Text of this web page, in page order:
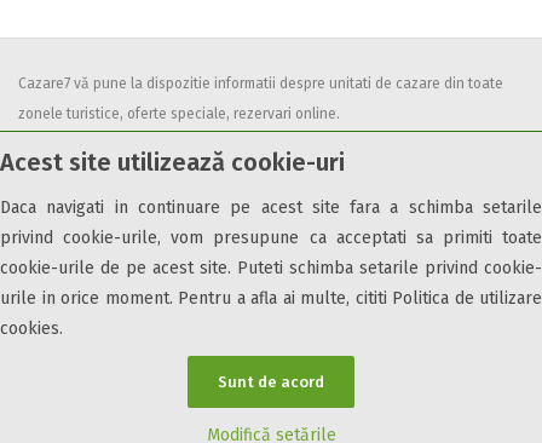
Acest site utilizează cookie-uri
Daca navigati in continuare pe acest site fara a schimba setarile
privind cookie-urile, vom presupune ca acceptati sa primiti toate
cookie-urile de pe acest site. Puteti schimba setarile privind cookie-
urile in orice moment. Pentru a afla ai multe, cititi Politica de utilizare
cookies.
Sunt de acord
Modifică setările
Cazare7 vă pune la dispozitie informatii despre unitati de cazare din toate
zonele turistice, oferte speciale, rezervari online.
condițiile de utilizare.
Informații utile Parteneri Cazare7